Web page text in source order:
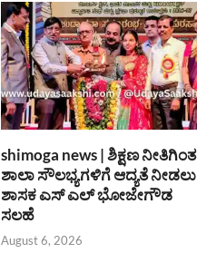
shimoga news | ಶಿಕ್ಷಣ ನೀತಿಗಿಂತ
ಶಾಲಾ ಸೌಲಭ್ಯಗಳಿಗೆ ಆದ್ಯತೆ ನೀಡಲು
ಶಾಸಕ ಎಸ್ ಎಲ್ ಭೋಜೇಗೌಡ
ಸಲಹೆ
August 6, 2026